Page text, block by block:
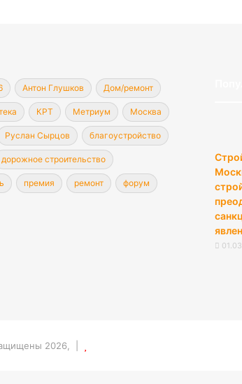
Антон Глушков Дом/ремонт
КРТ Метриум Москва
Руслан Сырцов благоустройство
дорожное строительство
премия ремонт форум
2026, |